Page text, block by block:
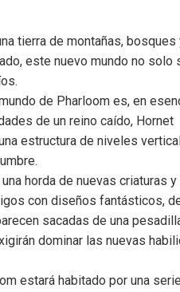
tierra de montañas,
este nuevo mundo no solo
de Pharloom es, en
de un reino caído, Hornet
estructura de niveles
horda de nuevas criaturas
con diseños fantásticos,
sacadas de una
dominar las nuevas
estará habitado por una